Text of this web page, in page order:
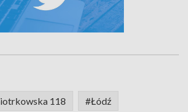
118 #Łódź